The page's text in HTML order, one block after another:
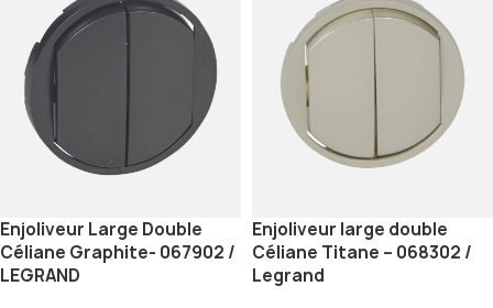
Enjoliveur Large Double
Céliane Graphite- 067902 /
LEGRAND
Enjoliveur large double
Céliane Titane – 068302 /
Legrand